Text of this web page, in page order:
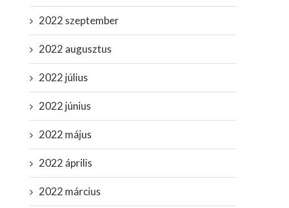
2022 szeptember
2022 augusztus
2022 július
2022 június
2022 május
2022 április
2022 március